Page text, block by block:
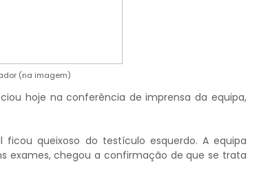
(na imagem)
hoje na conferência de imprensa da equipa,
queixoso do testículo esquerdo. A equipa
exames, chegou a confirmação de que se trata